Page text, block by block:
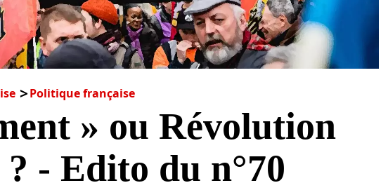
Politique française
» ou Révolution
- Edito du n°70